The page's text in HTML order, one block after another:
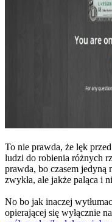
To nie prawda, że lęk
ludzi do robienia różnych
prawda, bo czasem jedyną
zwykła, ale jakże paląca i
No bo jak inaczej
opierającej się wyłącznie